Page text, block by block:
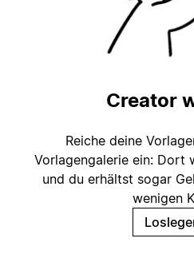
Creator
Reiche deine
Vorlagengalerie ein: Dort
und du erhältst sogar
wenigen